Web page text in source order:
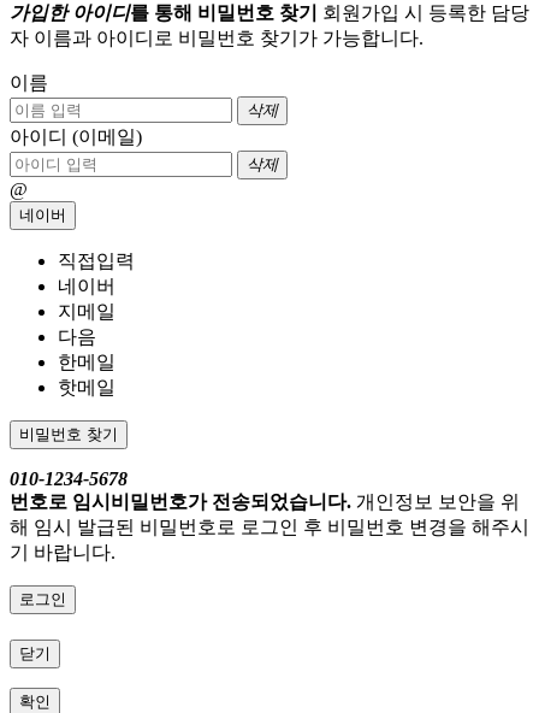
가입한 아이디를 통해 비밀번호 찾기
회원가입 시 등록한 담당
자 이름과 아이디로 비밀번호 찾기가 가능합니다.
이름
삭제
아이디 (이메일)
삭제
@
네이버
직접입력
네이버
지메일
다음
한메일
핫메일
비밀번호 찾기
010-1234-5678
번호로 임시비밀번호가 전송되었습니다. 개인정보 보안을 위
해 임시 발급된 비밀번호로 로그인 후 비밀번호 변경을 해주시
기 바랍니다.
로그인
닫기
확인